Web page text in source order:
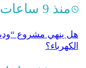
منذ 9 ساعات
هل ينهي مشروع
الكهرباء؟